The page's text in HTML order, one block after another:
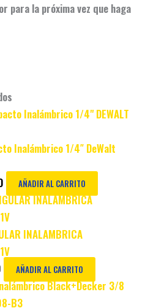
para la próxima vez que haga
Inalámbrico 1/4″ DeWalt
AÑADIR AL CARRITO
INALAMBRICA
AÑADIR AL CARRITO